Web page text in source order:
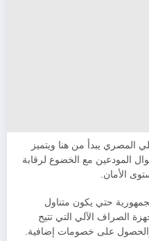
المصري يبدأ من هنا ويتميز
المودعين مع الخضوع لرقابة
الأمان.
حتي يكون متناول
الصراف الآلي التي تتيح
على خصومات إضافية.